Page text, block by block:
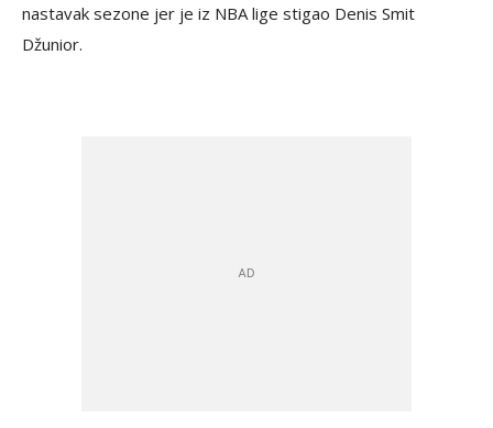
nastavak sezone jer je iz NBA lige stigao Denis Smit
Džunior.